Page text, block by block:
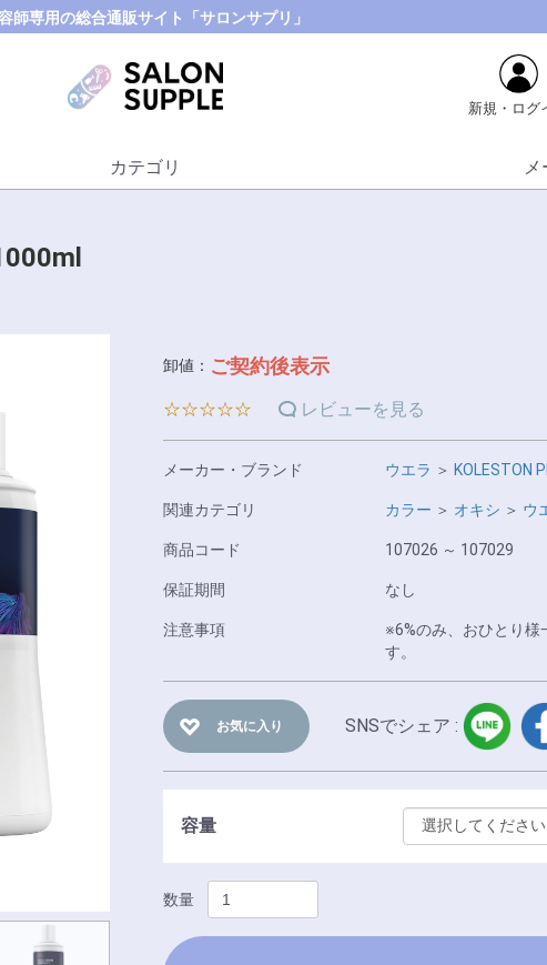
師専用の総合通販サイト「サロンサプリ」
新規・ログ
カテゴリ メ
卸値： ご契約後表示
☆☆☆☆☆ レビューを見る
メーカー・ブランド ウエラ ＞ KOLESTON
関連カテゴリ カラー ＞ オキシ ＞ ウ
商品コード 107026 ～ 107029
保証期間 なし
注意事項
※6%のみ、おひとり様
す。
お気に入り SNSでシェア :
容量
数量